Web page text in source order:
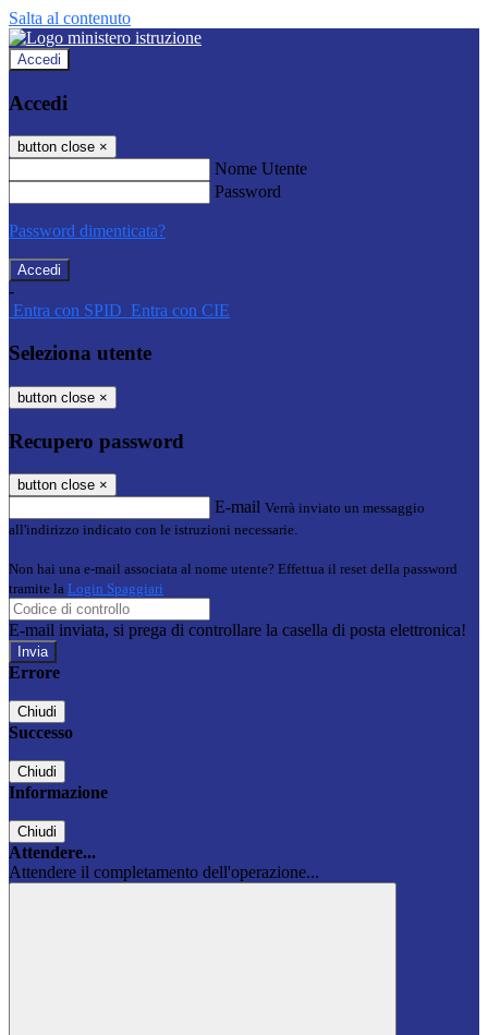
Salta al contenuto
Accedi
Accedi
button close ×
Nome Utente
Password
Password dimenticata?
-
Entra con SPID Entra con CIE
Seleziona utente
button close ×
Recupero password
button close ×
E-mail Verrà inviato un messaggio
all'indirizzo indicato con le istruzioni necessarie.
Non hai una e-mail associata al nome utente? Effettua il reset della password
tramite la Login Spaggiari
E-mail inviata, si prega di controllare la casella di posta elettronica!
Errore
Chiudi
Successo
Chiudi
Informazione
Chiudi
Attendere...
Attendere il completamento dell'operazione...